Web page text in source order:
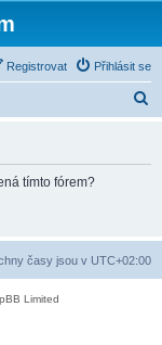
Přihlásit se
Registrovat
tímto fórem?
časy jsou v UTC+02:00
Limited